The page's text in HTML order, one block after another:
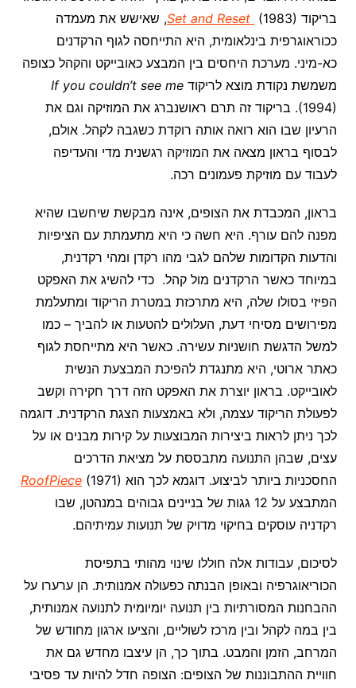
בריקוד
Set and Reset(1983), שאישש את מעמדה
ככוראוגרפית בינלאומית, היא התייחסה לגוף הרקדנים
כא-מיני. מערכת היחסים בין המבצע כאובייקט והקהל כצופה
משמשת נקודת מוצא לריקוד If you couldn’t see me
(1994). בריקוד זה תרם ראושנברג את המוזיקה וגם את
הרעיון שבו הוא רואה אותה רוקדת כשגבה לקהל. אולם,
לבסוף בראון מצאה את המוזיקה רגשנית מדי והעדיפה
לעבוד עם מוזיקת פעמונים רכה.
בראון, המכבדת את הצופים, אינה מבקשת שיחשבו שהיא
מפנה להם עורף. היא חשה כי היא מתעמתת עם הציפיות
והדעות הקדומות שלהם לגבי מהו רקדן ומהי רקדנית,
במיוחד כאשר הרקדנים מול קהל. כדי להשיג את האפקט
הפיזי בסולו שלה, היא מתרכזת במטרת הריקוד ומתעלמת
מפירושים מסיחי דעת, העלולים להטעות או להביך – כמו
למשל הדגשת חושניות עשירה. כאשר היא מתייחסת לגוף
כאתר ארוטי, היא מתנגדת להפיכת המבצעת הנשית
לאובייקט. בראון יוצרת את האפקט הזה דרך חקירה וקשב
לפעולת הריקוד עצמה, ולא באמצעות הצגת הרקדנית. דוגמה
לכך ניתן לראות ביצירות המבוצעות על קירות מבנים או על
עצים, שבהן התנועה מתבססת על מציאת הדרכים
החסכניות ביותר לביצוע. דוגמא לכך הוא
RoofPiece (1971)
המתבצע על 12 גגות של בניינים גבוהים במנהטן, שבו
רקדניה עוסקים בחיקוי מדויק של תנועות עמיתיהם.
לסיכום, עבודות אלה חוללו שינוי מהותי בתפיסת
הכוריאוגרפיה ובאופן הבנתה כפעולה אמנותית. הן ערערו על
ההבחנות המסורתיות בין תנועה יומיומית לתנועה אמנותית,
בין במה לקהל ובין מרכז לשוליים, והציעו ארגון מחודש של
המרחב, הזמן והמבט. בתוך כך, הן עיצבו מחדש גם את
חוויית ההתבוננות של הצופים: הצופה חדל להיות עד פסיבי